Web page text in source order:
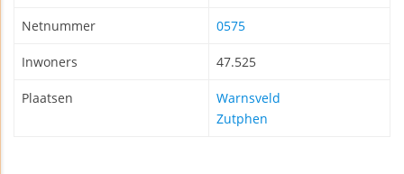
Netnummer 0575
Inwoners 47.525
Plaatsen
Warnsveld
Zutphen